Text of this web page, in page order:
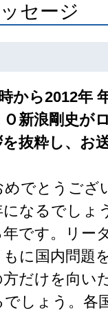
セージ
から2012年
新浪剛史が
抜粋し、お
でとうござ
なるでしょ
です。リー
に国内問題
だけを向い
しょう。各